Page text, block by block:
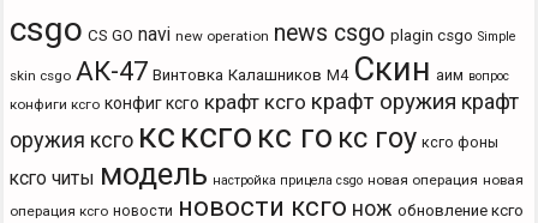
csgo CS GO navi new operation news csgo plagin csgo Simple
skin csgo АК-47 Винтовка Калашников М4 Скин аим вопрос
конфиги ксго конфиг ксго крафт ксго крафт оружия крафт
оружия ксго кс ксго кс го кс гоу ксго фоны
ксго читы модель настройка прицела csgo новая операция новая
операция ксго новости новости ксго нож обновление ксго